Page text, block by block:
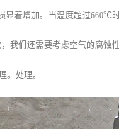
着增加。当温度超过660℃
我们还需要考虑空气的腐蚀
。处理。